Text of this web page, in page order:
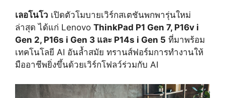
เลอโนโว เปิดตัวโมบายเวิร์กสเตชันพกพารุ่นใหม่
ล่าสุด ได้แก่ Lenovo ThinkPad P1 Gen 7, P16v i
Gen 2, P16s i Gen 3 และ P14s i Gen 5 ที่มาพร้อม
เทคโนโลยี AI อันล้ำสมัย ทรานส์ฟอร์มการทำงานให้
มืออาชีพยิ่งขึ้นด้วยเวิร์กโฟลว์ร่วมกับ AI